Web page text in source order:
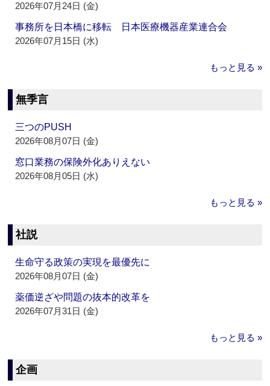
2026年07月24日 (金)
事務所を日本橋に移転 日本医療機器産業連合会
2026年07月15日 (水)
もっと見る »
無季言
三つのPUSH
2026年08月07日 (金)
窓口業務の保険外化ありえない
2026年08月05日 (水)
もっと見る »
社説
生命守る政策の実現を最優先に
2026年08月07日 (金)
薬価逆ざや問題の抜本的改革を
2026年07月31日 (金)
もっと見る »
企画